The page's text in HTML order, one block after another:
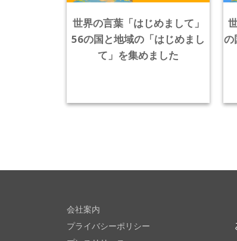
世界の言葉「はじめまして」
56の国と地域の「はじめまし
て」を集めました
の
会社案内
プライバシーポリシー